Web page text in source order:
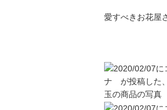
愛すべきお花屋